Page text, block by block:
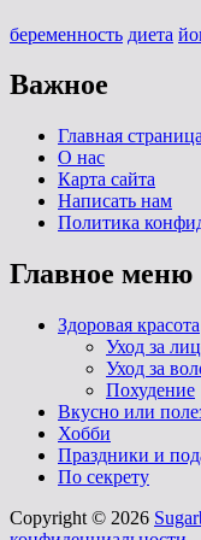
беременность диета
Важное
Главная страница
О нас
Карта сайта
Написать нам
Политика
Главное меню
Здоровая красота
Уход за
Уход за
Похудение
Вкусно или
Хобби
Праздники и
По секрету
Copyright © 2026